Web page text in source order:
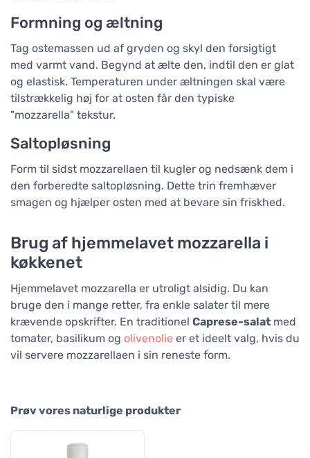
Formning og æltning
Tag ostemassen ud af gryden og skyl den forsigtigt
med varmt vand. Begynd at ælte den, indtil den er glat
og elastisk. Temperaturen under æltningen skal være
tilstrækkelig høj for at osten får den typiske
"mozzarella" tekstur.
Saltopløsning
Form til sidst mozzarellaen til kugler og nedsænk dem i
den forberedte saltopløsning. Dette trin fremhæver
smagen og hjælper osten med at bevare sin friskhed.
Brug af hjemmelavet mozzarella i
køkkenet
Hjemmelavet mozzarella er utroligt alsidig. Du kan
bruge den i mange retter, fra enkle salater til mere
krævende opskrifter. En traditionel Caprese-salat med
tomater, basilikum og olivenolie er et ideelt valg, hvis du
vil servere mozzarellaen i sin reneste form.
Prøv vores naturlige produkter